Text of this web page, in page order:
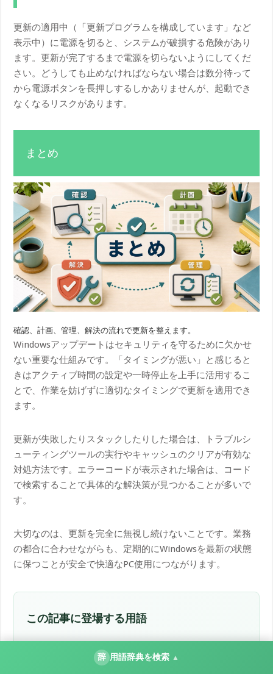
更新の適用中（「更新プログラムを構成しています」など
表示中）に電源を切ると、システムが破損する危険があり
ます。更新が完了するまで電源を切らないようにしてくだ
さい。どうしても止めなければならない場合は数分待って
から電源ボタンを長押しするしかありませんが、起動でき
なくなるリスクがあります。
まとめ
確認、計画、管理、解決の流れで更新を整えます。
Windowsアップデートはセキュリティを守るために欠かせ
ない重要な仕組みです。「タイミングが悪い」と感じると
きはアクティブ時間の設定や一時停止を上手に活用するこ
とで、作業を妨げずに適切なタイミングで更新を適用でき
ます。
更新が失敗したりスタックしたりした場合は、トラブルシ
ューティングツールの実行やキャッシュのクリアが有効な
対処方法です。エラーコードが表示された場合は、コード
で検索することで具体的な解決策が見つかることが多いで
す。
大切なのは、更新を完全に無視し続けないことです。業務
の都合に合わせながらも、定期的にWindowsを最新の状態
に保つことが安全で快適なPC使用につながります。
この記事に登場する用語
意味を確認してから本文へ戻れるよう、関連度が高い
順に並べています。
辞 用語辞典を検索 ▲